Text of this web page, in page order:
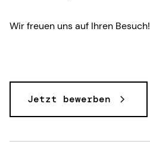
Wir freuen uns auf Ihren Besuch!
Jetzt bewerben